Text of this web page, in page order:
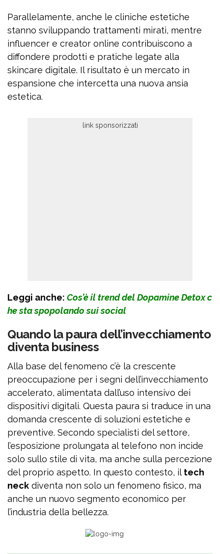
Parallelamente, anche le cliniche estetiche
stanno sviluppando trattamenti mirati, mentre
influencer e creator online contribuiscono a
diffondere prodotti e pratiche legate alla
skincare digitale. Il risultato è un mercato in
espansione che intercetta una nuova ansia
estetica.
Leggi anche: Cos’è il trend del Dopamine Detox c
he sta spopolando sui social
Quando la paura dell’invecchiamento
diventa business
Alla base del fenomeno c’è la crescente
preoccupazione per i segni dell’invecchiamento
accelerato, alimentata dall’uso intensivo dei
dispositivi digitali. Questa paura si traduce in una
domanda crescente di soluzioni estetiche e
preventive. Secondo specialisti del settore,
l’esposizione prolungata al telefono non incide
solo sullo stile di vita, ma anche sulla percezione
del proprio aspetto. In questo contesto, iltech
neck diventa non solo un fenomeno fisico, ma
anche un nuovo segmento economico per
l’industria della bellezza.